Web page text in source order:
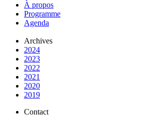
À propos
Programme
Agenda
Archives
2024
2023
2022
2021
2020
2019
Contact